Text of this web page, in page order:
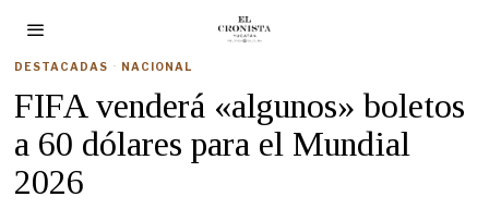
DESTACADAS · NACIONAL
FIFA venderá «algunos» boletos
a 60 dólares para el Mundial
2026